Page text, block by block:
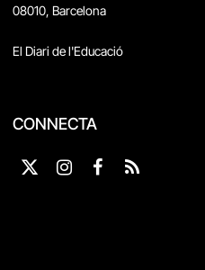
08010, Barcelona
El Diari de l'Educació
CONNECTA
X
Instagram
Facebook
RSS